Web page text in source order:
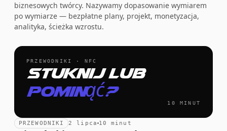
biznesowych twórcy. Nazywamy dopasowanie wymiarem
po wymiarze — bezpłatne plany, projekt, monetyzacja,
analityka, ścieżka wzrostu.
PRZEWODNIKI · NFC
Stuknij lub
pominąć?
10 MINUT
PRZEWODNIKI 2 lipca 10 minut